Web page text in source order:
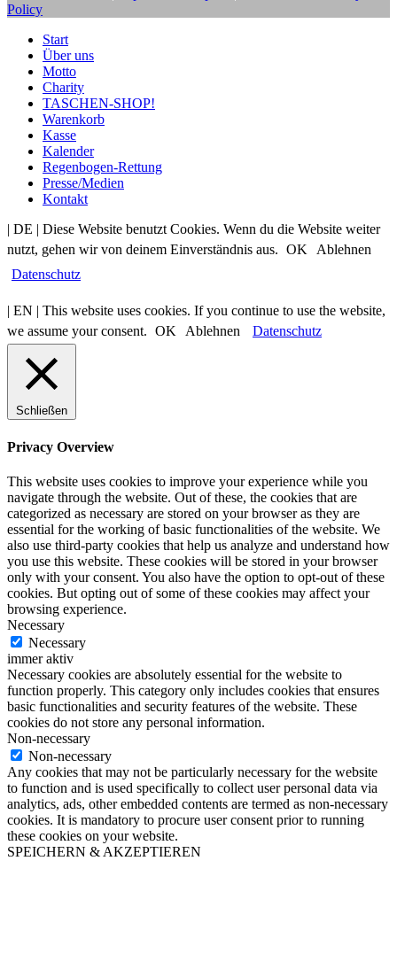
Policy
Start
Über uns
Motto
Charity
TASCHEN-SHOP!
Warenkorb
Kasse
Kalender
Regenbogen-Rettung
Presse/Medien
Kontakt
| DE | Diese Website benutzt Cookies. Wenn du die Website weiter
nutzt, gehen wir von deinem Einverständnis aus. OK
Ablehnen
Datenschutz
| EN | This website uses cookies. If you continue to use the website,
we assume your consent. OK Ablehnen Datenschutz
Schließen
Privacy Overview
This website uses cookies to improve your experience while you
navigate through the website. Out of these, the cookies that are
categorized as necessary are stored on your browser as they are
essential for the working of basic functionalities of the website. We
also use third-party cookies that help us analyze and understand how
you use this website. These cookies will be stored in your browser
only with your consent. You also have the option to opt-out of these
cookies. But opting out of some of these cookies may affect your
browsing experience.
Necessary
Necessary
immer aktiv
Necessary cookies are absolutely essential for the website to
function properly. This category only includes cookies that ensures
basic functionalities and security features of the website. These
cookies do not store any personal information.
Non-necessary
Non-necessary
Any cookies that may not be particularly necessary for the website
to function and is used specifically to collect user personal data via
analytics, ads, other embedded contents are termed as non-necessary
cookies. It is mandatory to procure user consent prior to running
these cookies on your website.
SPEICHERN & AKZEPTIEREN